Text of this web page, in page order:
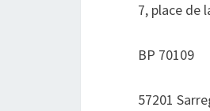
7, place de
BP 70109
57201